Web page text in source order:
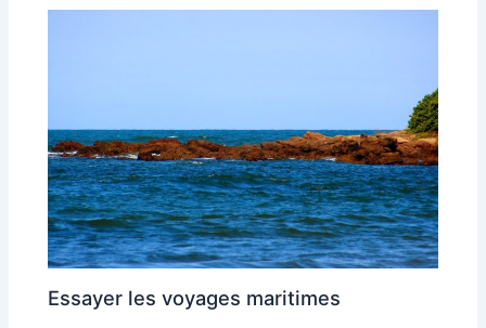
Essayer les voyages maritimes